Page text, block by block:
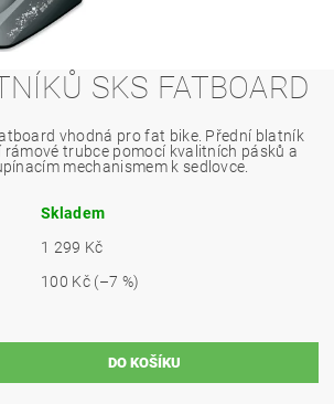
SKS FATBOARD
vhodná pro fat bike. Přední blatník
rámové trubce pomocí kvalitních pásků a
mechanismem k sedlovce.
Skladem
1 299 Kč
100 Kč (–7 %)